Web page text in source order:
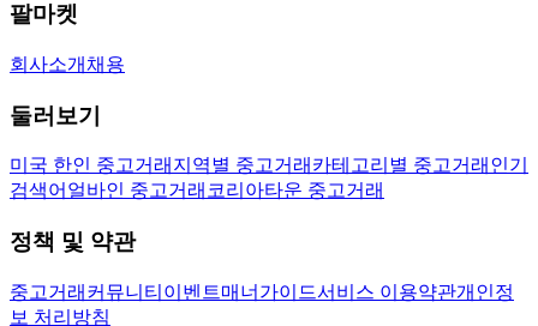
팔마켓
회사소개 채용
둘러보기
미국 한인 중고거래 지역별 중고거래 카테고리별 중고거래 인기
검색어 얼바인 중고거래 코리아타운 중고거래
정책 및 약관
중고거래 커뮤니티 이벤트매너가이드서비스 이용약관개인정
보 처리방침